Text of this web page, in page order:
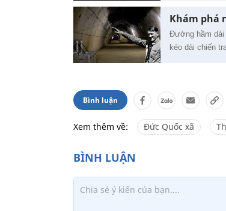
Khám phá
Đường hầm dài
kéo dài chiến
Bình luận
Xem thêm về: Đức Quốc xã